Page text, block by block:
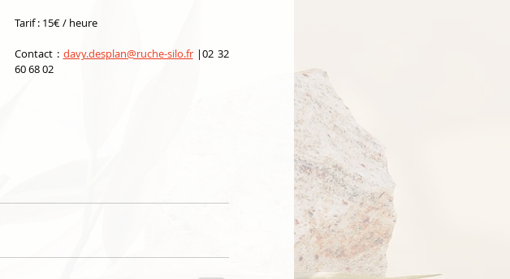
Tarif : 15€ / heure
Contact : davy.desplan@ruche-silo.fr |02 32
60 68 02